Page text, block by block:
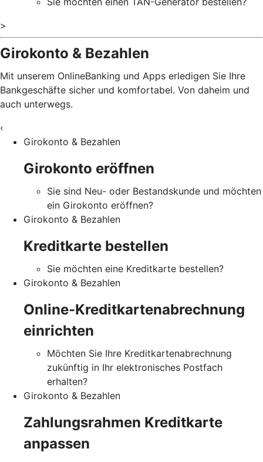
>
Girokonto & Bezahlen
Mit unserem OnlineBanking und Apps erledigen Sie Ihre
Bankgeschäfte sicher und komfortabel. Von daheim und
auch unterwegs.
‹
Girokonto & Bezahlen
Girokonto eröffnen
Sie sind Neu- oder Bestandskunde und möchten
ein Girokonto eröffnen?
Girokonto & Bezahlen
Kreditkarte bestellen
Sie möchten eine Kreditkarte bestellen?
Girokonto & Bezahlen
Online-Kreditkartenabrechnung
einrichten
Möchten Sie Ihre Kreditkartenabrechnung
zukünftig in Ihr elektronisches Postfach
erhalten?
Girokonto & Bezahlen
Zahlungsrahmen Kreditkarte
anpassen